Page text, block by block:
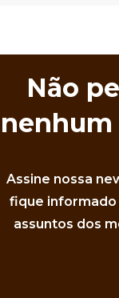
Não
nenhum
Assine nossa
fique informado
assuntos dos